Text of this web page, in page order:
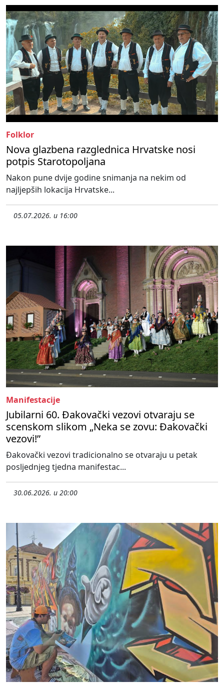
Folklor
Nova glazbena razglednica Hrvatske nosi
potpis Starotopoljana
Nakon pune dvije godine snimanja na nekim od
najljepših lokacija Hrvatske...
05.07.2026. u 16:00
Manifestacije
Jubilarni 60. Đakovački vezovi otvaraju se
scenskom slikom „Neka se zovu: Đakovački
vezovi!”
Đakovački vezovi tradicionalno se otvaraju u petak
posljednjeg tjedna manifestac...
30.06.2026. u 20:00